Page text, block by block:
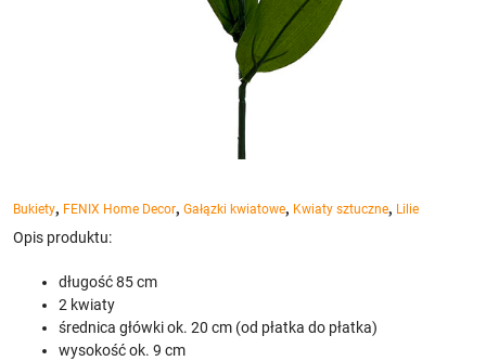
Bukiety, FENIX Home Decor, Gałązki kwiatowe, Kwiaty sztuczne, Lilie
Opis produktu:
długość 85 cm
2 kwiaty
średnica główki ok. 20 cm (od płatka do płatka)
wysokość ok. 9 cm